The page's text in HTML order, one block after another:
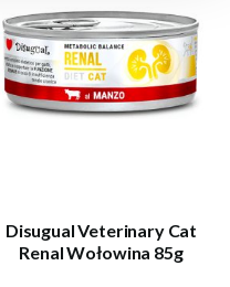
Disugual Veterinary Cat
Renal Wołowina 85g